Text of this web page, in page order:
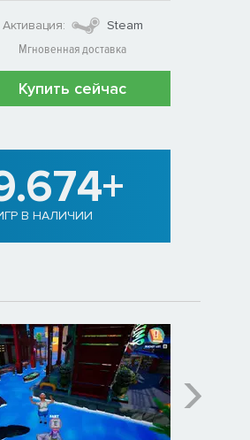
Активация:
Steam
Мгновенная доставка
Купить сейчас
В НАЛИЧИИ